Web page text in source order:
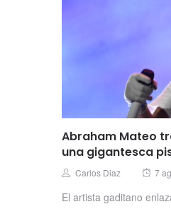
Abraham Mateo
una gigantesca
Author
Carlos Diaz 7
El artista gaditano